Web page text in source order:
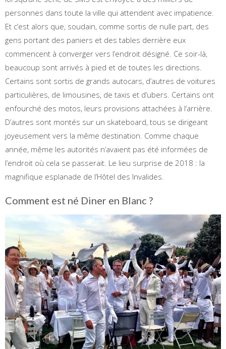
personnes dans toute la ville qui attendent avec impatience.
Et c’est alors que, soudain, comme sortis de nulle part, des
gens portant des paniers et des tables derrière eux
commencent à converger vers l’endroit désigné. Ce soir-là,
beaucoup sont arrivés à pied et de toutes les directions.
Certains sont sortis de grands autocars, d’autres de voitures
particulières, de limousines, de taxis et d’ubers. Certains ont
enfourché des motos, leurs provisions attachées à l’arrière.
D’autres sont montés sur un skateboard, tous se dirigeant
joyeusement vers la même destination. Comme chaque
année, même les autorités n’avaient pas été informées de
l’endroit où cela se passerait. Le lieu surprise de 2018 : la
magnifique esplanade de l’Hôtel des Invalides.
Comment est né Diner en Blanc ?